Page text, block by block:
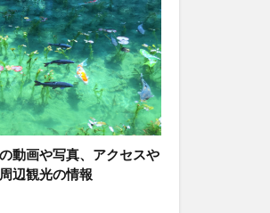
動画や写真、アクセスや
辺観光の情報